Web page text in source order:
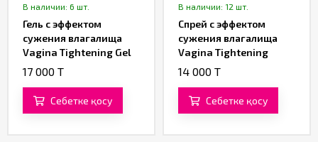
В наличии: 6 шт.
Гель с эффектом
сужения влагалища
Vagina Tightening Gel
Shiatsu (30 ML)
17 000 T
Себетке қосу
В наличии: 12 шт.
Спрей с эффектом
сужения влагалища
Vagina Tightening
Spray Shiatsu (30 ML)
14 000 T
Себетке қосу